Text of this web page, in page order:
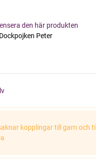
den här produkten
Peter
kopplingar till garn och